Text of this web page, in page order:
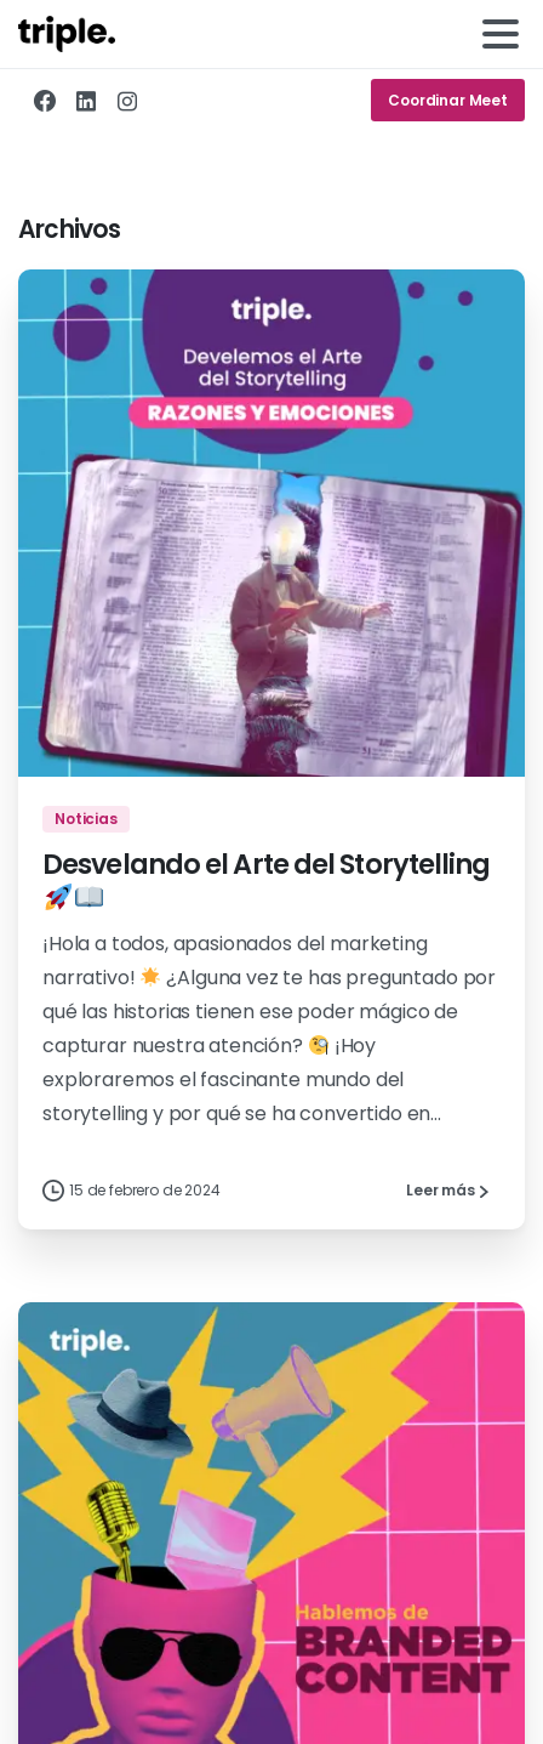
Coordinar Meet
Archivos
0
Noticias
Desvelando el Arte del Storytelling
¡Hola a todos, apasionados del marketing
narrativo!
¿Alguna vez te has preguntado por
qué las historias tienen ese poder mágico de
capturar nuestra atención?
¡Hoy
exploraremos el fascinante mundo del
storytelling y por qué se ha convertido en...
15 de febrero de 2024 Leer más